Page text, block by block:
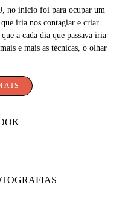
no inicio foi para ocupar um
iria nos contagiar e criar
a cada dia que passava iria
e mais as técnicas, o olhar